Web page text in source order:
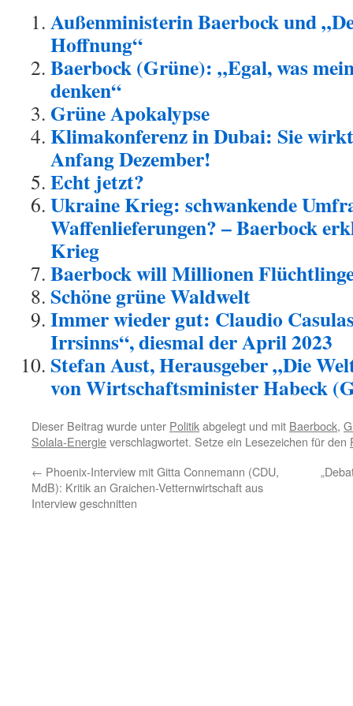
Außenministerin Baerbock und
Hoffnung“
Baerbock (Grüne): „Egal, was
denken“
Grüne Apokalypse
Klimakonferenz in Dubai: Sie
Anfang Dezember!
Echt jetzt?
Ukraine Krieg: schwankende
Waffenlieferungen? – Baerbock
Krieg
Baerbock will Millionen
Schöne grüne Waldwelt
Immer wieder gut: Claudio
Irrsinns“, diesmal der April 2023
Stefan Aust, Herausgeber „Die
von Wirtschaftsminister Habeck
Dieser Beitrag wurde unter Politikabgelegt und mit Baerbock,
Solala-Energieverschlagwortet. Setze ein Lesezeichen für den
← Phoenix-Interview mit Gitta Connemann (CDU,
MdB): Kritik an Graichen-Vetternwirtschaft aus
Interview geschnitten